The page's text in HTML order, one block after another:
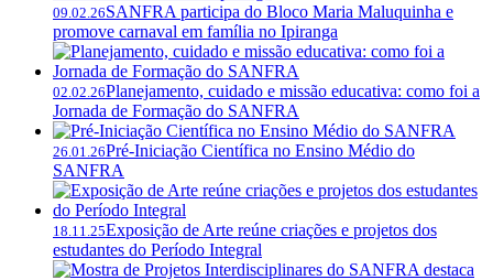
09.02.26SANFRA participa do Bloco Maria Maluquinha e
promove carnaval em família no Ipiranga
02.02.26Planejamento, cuidado e missão educativa: como foi a
Jornada de Formação do SANFRA
26.01.26Pré-Iniciação Científica no Ensino Médio do
SANFRA
18.11.25Exposição de Arte reúne criações e projetos dos
estudantes do Período Integral